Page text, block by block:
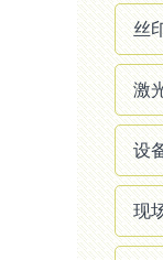
丝
激
设
现